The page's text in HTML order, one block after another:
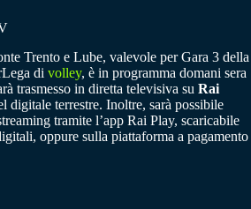
Trento e Lube, valevole per Gara 3 della
di volley, è in programma domani sera
trasmesso in diretta televisiva su Rai
digitale terrestre. Inoltre, sarà possibile
tramite l’app Rai Play, scaricabile
oppure sulla piattaforma a pagamento